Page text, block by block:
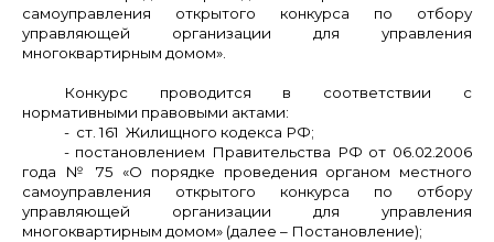
самоуправления открытого конкурса по отбору
управляющей организации для управления
многоквартирным домом».
Конкурс проводится в соответствии с
нормативными правовыми актами:
- ст. 161 Жилищного кодекса РФ;
- постановлением Правительства РФ от 06.02.2006
года № 75 «О порядке проведения органом местного
самоуправления открытого конкурса по отбору
управляющей организации для управления
многоквартирным домом» (далее – Постановление);